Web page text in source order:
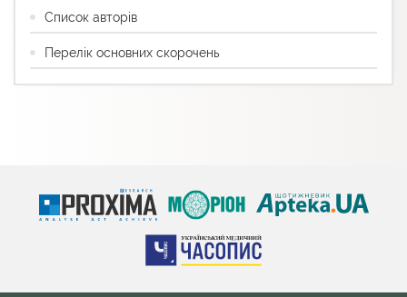
Список авторів
Перелік основних скорочень